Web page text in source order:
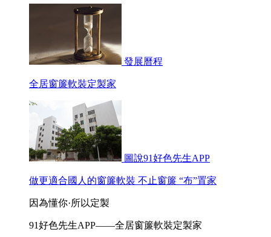
發展曆程
全居窗簾軟裝定製家
圖說91好色先生APP
做更適合國人的窗簾軟裝 不止窗簾 “布”置家
因為懂你·所以定製
91好色先生APP——全居窗簾軟裝定製家